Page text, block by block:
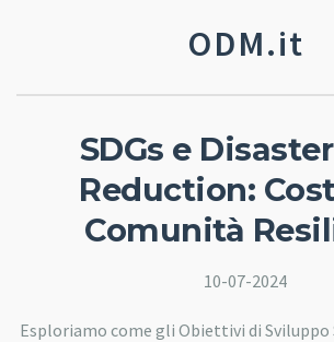
ODM.it
SDGs e
Reduction:
Comunità
10-07-2024
Esploriamo come gli Obiettivi di Sviluppo